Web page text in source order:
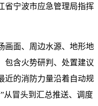
省宁波市应急管理局指挥
画面、周边水源、地形地
包含火势研判、处置建议
近的消防力量沿着自动规
从冒头到汇总推送、调度